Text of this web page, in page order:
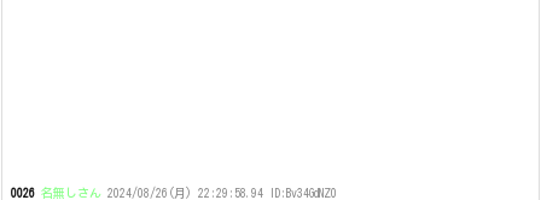
0026 名無しさん 2024/08/26(月) 22:29:58.94 ID:Bv34GdNZ0